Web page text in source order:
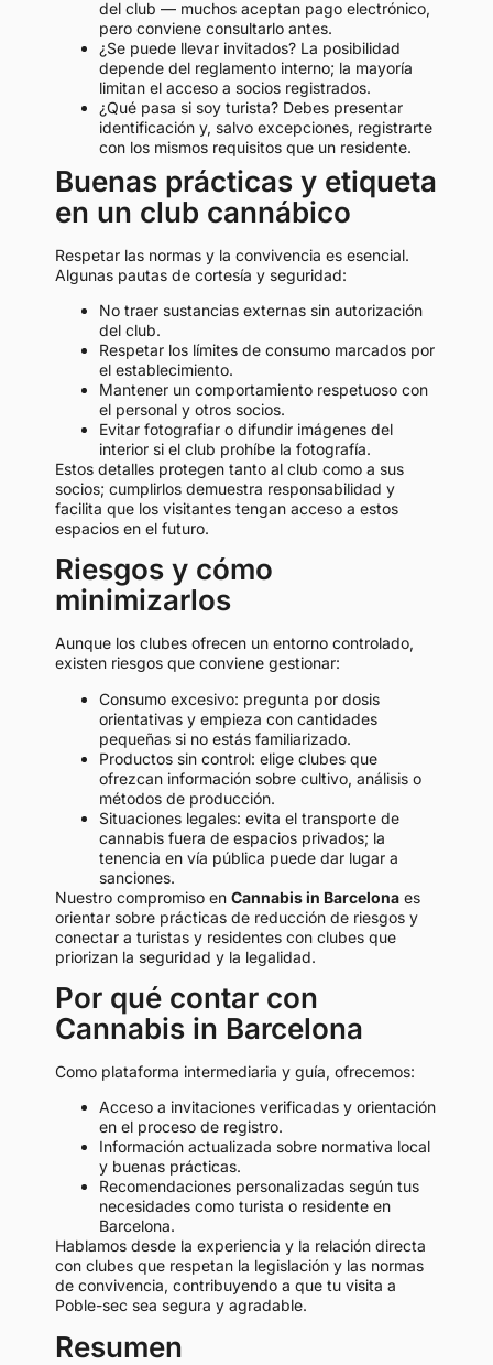
del club — muchos aceptan pago electrónico,
pero conviene consultarlo antes.
¿Se puede llevar invitados? La posibilidad
depende del reglamento interno; la mayoría
limitan el acceso a socios registrados.
¿Qué pasa si soy turista? Debes presentar
identificación y, salvo excepciones, registrarte
con los mismos requisitos que un residente.
Buenas prácticas y etiqueta
en un club cannábico
Respetar las normas y la convivencia es esencial.
Algunas pautas de cortesía y seguridad:
No traer sustancias externas sin autorización
del club.
Respetar los límites de consumo marcados por
el establecimiento.
Mantener un comportamiento respetuoso con
el personal y otros socios.
Evitar fotografiar o difundir imágenes del
interior si el club prohíbe la fotografía.
Estos detalles protegen tanto al club como a sus
socios; cumplirlos demuestra responsabilidad y
facilita que los visitantes tengan acceso a estos
espacios en el futuro.
Riesgos y cómo
minimizarlos
Aunque los clubes ofrecen un entorno controlado,
existen riesgos que conviene gestionar:
Consumo excesivo: pregunta por dosis
orientativas y empieza con cantidades
pequeñas si no estás familiarizado.
Productos sin control: elige clubes que
ofrezcan información sobre cultivo, análisis o
métodos de producción.
Situaciones legales: evita el transporte de
cannabis fuera de espacios privados; la
tenencia en vía pública puede dar lugar a
sanciones.
Nuestro compromiso en Cannabis in Barcelona es
orientar sobre prácticas de reducción de riesgos y
conectar a turistas y residentes con clubes que
priorizan la seguridad y la legalidad.
Por qué contar con
Cannabis in Barcelona
Como plataforma intermediaria y guía, ofrecemos:
Acceso a invitaciones verificadas y orientación
en el proceso de registro.
Información actualizada sobre normativa local
y buenas prácticas.
Recomendaciones personalizadas según tus
necesidades como turista o residente en
Barcelona.
Hablamos desde la experiencia y la relación directa
con clubes que respetan la legislación y las normas
de convivencia, contribuyendo a que tu visita a
Poble-sec sea segura y agradable.
Resumen